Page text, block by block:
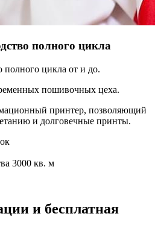
полного цикла
полного цикла от и до.
пошивочных цеха.
принтер, позволяющий
и долговечные принты.
3000 кв. м
и бесплатная